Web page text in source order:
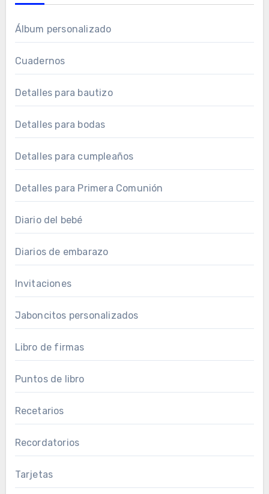
Álbum personalizado
Cuadernos
Detalles para bautizo
Detalles para bodas
Detalles para cumpleaños
Detalles para Primera Comunión
Diario del bebé
Diarios de embarazo
Invitaciones
Jaboncitos personalizados
Libro de firmas
Puntos de libro
Recetarios
Recordatorios
Tarjetas